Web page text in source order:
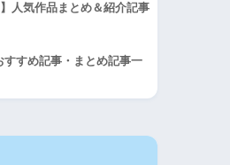
人気作品まとめ＆紹介記事
すすめ記事・まとめ記事一